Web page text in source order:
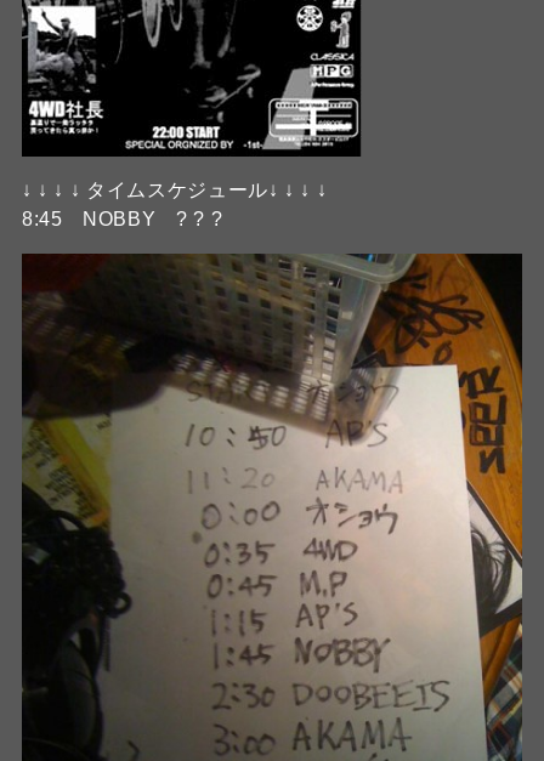
↓ ↓ ↓ ↓ タイムスケジュール↓ ↓ ↓ ↓
8:45 NOBBY ? ? ?